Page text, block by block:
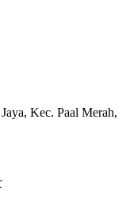
Kec. Paal Merah,